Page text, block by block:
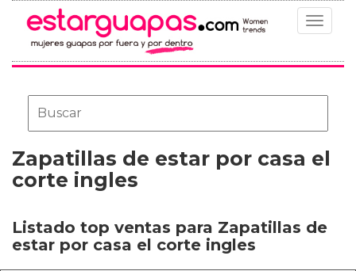
Toggle
Zapatillas de estar por casa el
corte ingles
Listado top ventas para Zapatillas de
estar por casa el corte ingles